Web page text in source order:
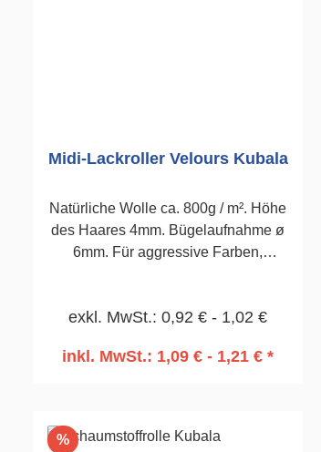
Midi-Lackroller Velours Kubala
Natürliche Wolle ca. 800g / m². Höhe
des Haares 4mm. Bügelaufnahme ø
6mm. Für aggressive Farben,
exkl. MwSt.: 0,92 € - 1,02 €
inkl. MwSt.: 1,09 € - 1,21 € *
%Rabatt